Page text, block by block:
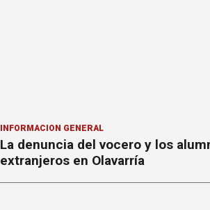
INFORMACION GENERAL
La denuncia del vocero y los
extranjeros en Olavarría